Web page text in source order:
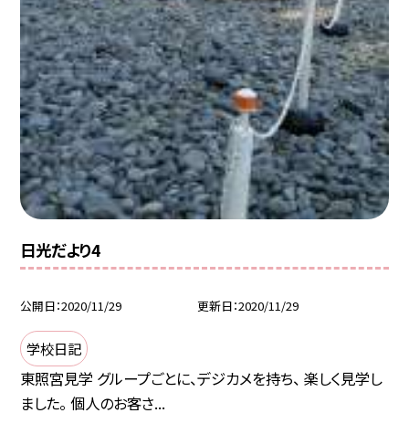
日光だより4
公開日 2020/11/29 更新日 2020/11/29
学校日記
東照宮見学 グループごとに、デジカメを持ち、 楽しく見学し
ました。 個人のお客さ...